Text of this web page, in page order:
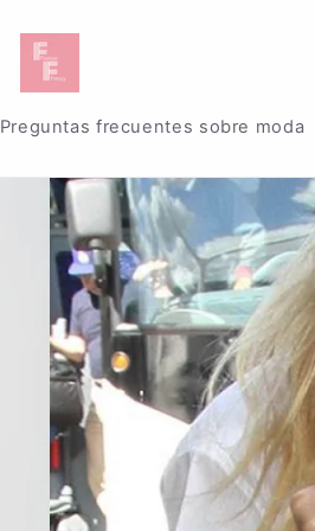
Preguntas frecuentes sobre moda